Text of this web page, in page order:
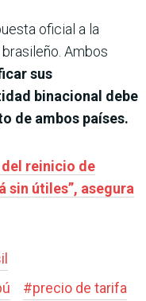
oficial a la
Ambos
sus
binacional debe
de ambos países.
del reinicio de
sin útiles”, asegura
#precio de tarifa